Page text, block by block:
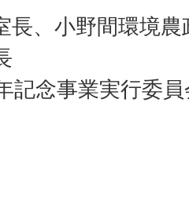
長、小野間環境
記念事業実行委員